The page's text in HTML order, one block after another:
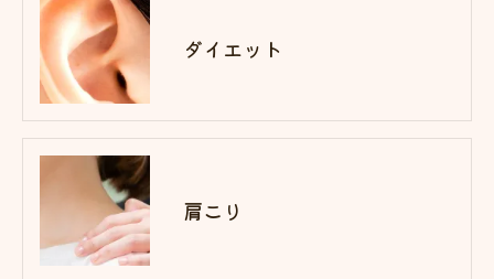
ダイエット
肩こり